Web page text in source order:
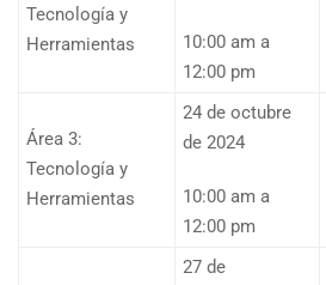
Tecnología y
Herramientas
10:00 am a
12:00 pm
Área 3:
Tecnología y
Herramientas
24 de octubre
de 2024
10:00 am a
12:00 pm
27 de